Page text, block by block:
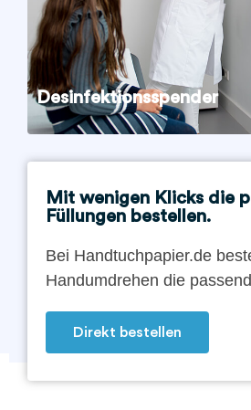
Desinfektionsspender
Mit wenigen Klicks die
Füllungen bestellen.
Bei Handtuchpapier.de
Handumdrehen die
Direkt bestellen